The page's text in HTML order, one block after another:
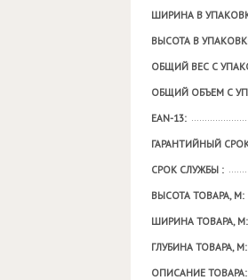
ШИРИНА В
ВЫСОТА В
ОБЩИЙ ВЕС С
ОБЩИЙ ОБЪЕМ С
EAN-13:
ГАРАНТИЙНЫЙ
СРОК СЛУЖБЫ :
ВЫСОТА ТОВАРА, М:
ШИРИНА ТОВАРА, М:
ГЛУБИНА ТОВАРА, М:
ОПИСАНИЕ ТОВАРА: